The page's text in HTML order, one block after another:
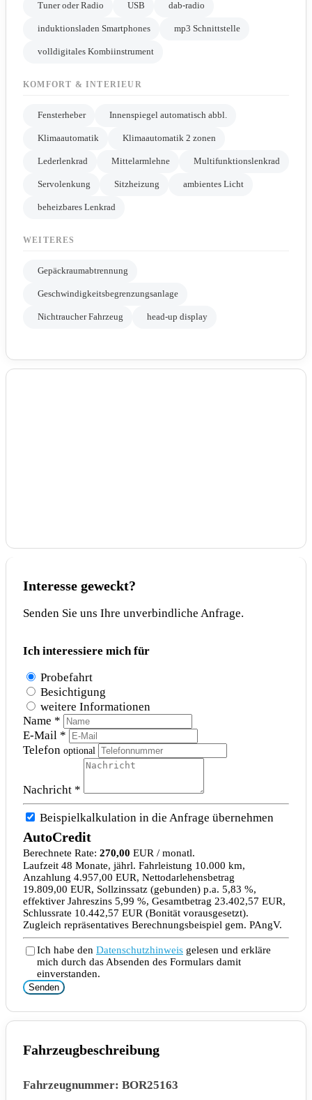
Tuner oder Radio USB dab-radio
induktionsladen Smartphones mp3 Schnittstelle
volldigitales Kombiinstrument
KOMFORT & INTERIEUR
Fensterheber Innenspiegel automatisch abbl.
Klimaautomatik Klimaautomatik 2 zonen
Lederlenkrad Mittelarmlehne Multifunktionslenkrad
Servolenkung Sitzheizung ambientes Licht
beheizbares Lenkrad
WEITERES
Gepäckraumabtrennung
Geschwindigkeitsbegrenzungsanlage
Nichtraucher Fahrzeug head-up display
Interesse geweckt?
Senden Sie uns Ihre unverbindliche Anfrage.
Ich interessiere mich für
Probefahrt
Besichtigung
weitere Informationen
Name *
E-Mail *
Telefon optional
Nachricht *
Beispielkalkulation in die Anfrage übernehmen
AutoCredit
Berechnete Rate: 270,00 EUR / monatl.
Laufzeit 48 Monate, jährl. Fahrleistung 10.000 km,
Anzahlung 4.957,00 EUR, Nettodarlehensbetrag
19.809,00 EUR, Sollzinssatz (gebunden) p.a. 5,83 %,
effektiver Jahreszins 5,99 %, Gesamtbetrag 23.402,57 EUR,
Schlussrate 10.442,57 EUR (Bonität vorausgesetzt).
Zugleich repräsentatives Berechnungsbeispiel gem. PAngV.
Ich habe den Datenschutzhinweis gelesen und erkläre
mich durch das Absenden des Formulars damit
einverstanden.
Senden
Fahrzeugbeschreibung
Fahrzeugnummer: BOR25163